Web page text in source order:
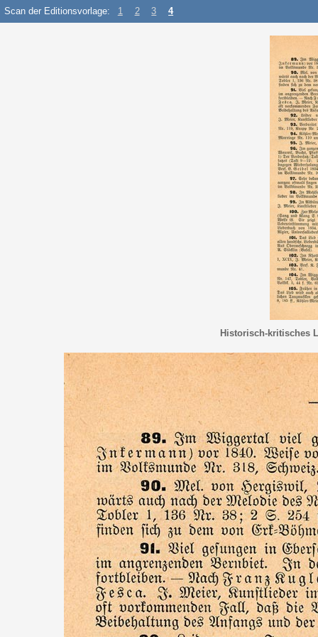
Scan der Editionsvorlage: 1 2 3 4
Historisch-kritisches